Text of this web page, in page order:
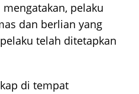
mengatakan, pelaku
dan berlian yang
telah ditetapkan
di tempat